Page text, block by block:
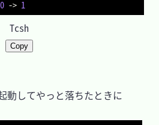
0 -> 1
Tcsh
Copy
動してやっと落ちたときに